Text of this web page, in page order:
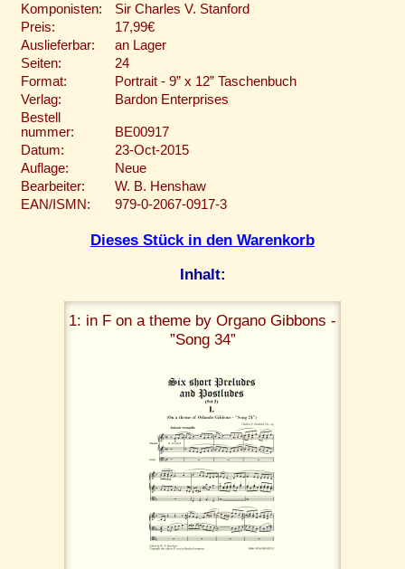
Komponisten:
Sir Charles V. Stanford
Preis:
17,99€
Auslieferbar:
an Lager
Seiten:
24
Format:
Portrait - 9” x 12” Taschenbuch
Verlag:
Bardon Enterprises
Bestell
nummer:
BE00917
Datum:
23-Oct-2015
Auflage:
Neue
Bearbeiter:
W. B. Henshaw
EAN/ISMN:
979-0-2067-0917-3
Dieses Stück in den Warenkorb
Inhalt:
1: in F on a theme by Organo Gibbons -
”Song 34”